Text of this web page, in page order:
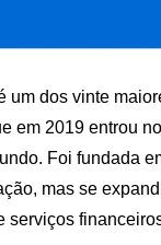
um dos vinte
em 2019 entrou
Foi fundada
mas se
serviços